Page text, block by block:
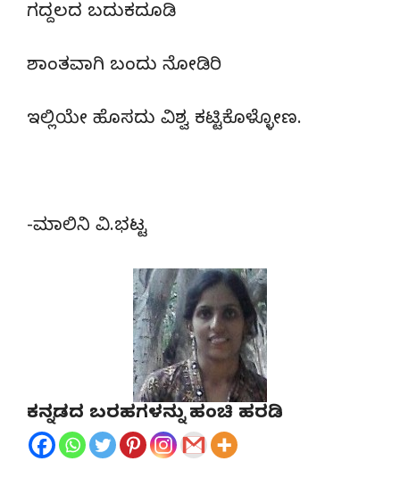
ಗದ್ದಲದ ಬದುಕದೂಡಿ
ಶಾಂತವಾಗಿ ಬಂದು ನೋಡಿರಿ
ಇಲ್ಲಿಯೇ ಹೊಸದು ವಿಶ್ವ ಕಟ್ಟಿಕೊಳ್ಳೋಣ.
-ಮಾಲಿನಿ ವಿ.ಭಟ್ಟ
ಕನ್ನಡದ ಬರಹಗಳನ್ನು ಹಂಚಿ ಹರಡಿ